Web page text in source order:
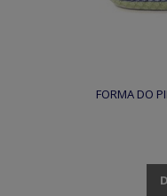
FORMA DO